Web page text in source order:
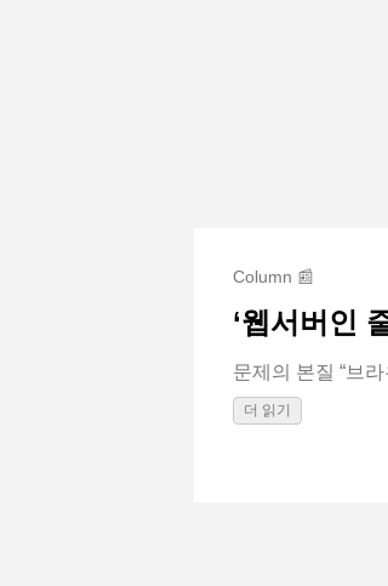
Column 📰
‘웹서버인
문제의 본질 “브
더 읽기